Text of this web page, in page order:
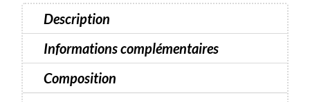
ml
Description
Informations complémentaires
Composition